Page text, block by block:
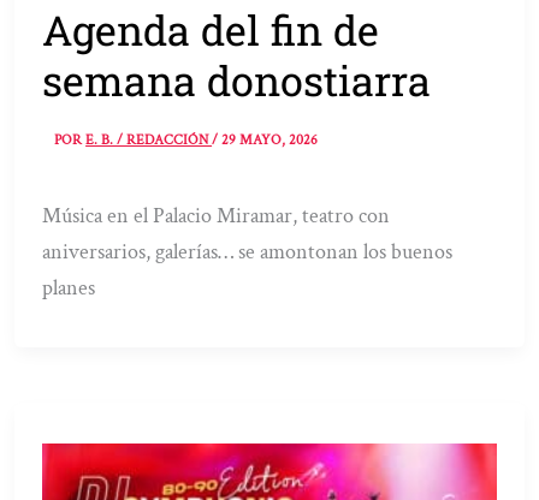
Agenda del fin de
semana donostiarra
PORE. B. / REDACCIÓN/29 MAYO, 2026
Música en el Palacio Miramar, teatro con
aniversarios, galerías… se amontonan los buenos
planes